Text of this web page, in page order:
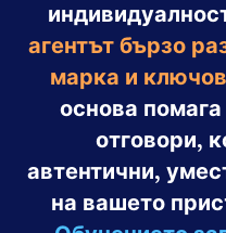
Научете вашия AI
като се учи от
съобщения в